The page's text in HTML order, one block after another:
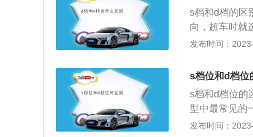
档的问题在
没那么直接。
车自动变速器
用：汽车在D
从而获得更大
灵敏。因为S
车辆的反应会
s档和d档的区
向，超车时就
档位；2、油
把档位切换
体不同：D档
动选择挡位。
常见的挡位之
挡。S档：使
发布时间：
s档位和d档位
s档和d档位的
型中最常见的
同：使用s档
发布时间：